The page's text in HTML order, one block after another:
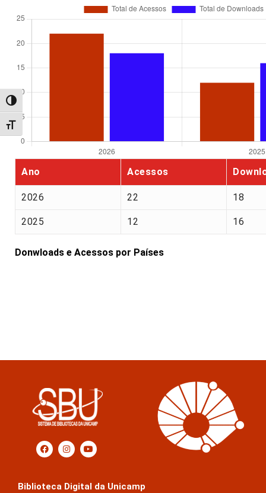
Alternar alto contraste
Alternar tamanho da fonte
Ano Acessos
2026 22 18
2025 12 16
Donwloads e Acessos por Países
Biblioteca Digital da Unicamp